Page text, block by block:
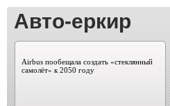
Авто-еркир
Airbus пообещала создать «стеклянный
самолёт» к 2050 году